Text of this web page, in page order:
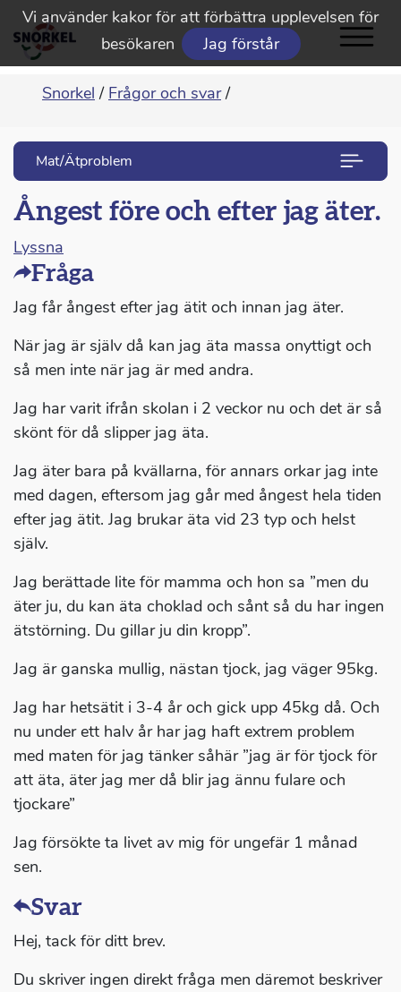
Vi använder kakor för att förbättra upplevelsen för
besökaren
Jag förstår
Snorkel / Frågor och svar /
Mat/Ätproblem
Ångest före och efter jag äter.
Lyssna
Fråga
Jag får ångest efter jag ätit och innan jag äter.
När jag är själv då kan jag äta massa onyttigt och
så men inte när jag är med andra.
Jag har varit ifrån skolan i 2 veckor nu och det är så
skönt för då slipper jag äta.
Jag äter bara på kvällarna, för annars orkar jag inte
med dagen, eftersom jag går med ångest hela tiden
efter jag ätit. Jag brukar äta vid 23 typ och helst
själv.
Jag berättade lite för mamma och hon sa ”men du
äter ju, du kan äta choklad och sånt så du har ingen
ätstörning. Du gillar ju din kropp”.
Jag är ganska mullig, nästan tjock, jag väger 95kg.
Jag har hetsätit i 3-4 år och gick upp 45kg då. Och
nu under ett halv år har jag haft extrem problem
med maten för jag tänker såhär ”jag är för tjock för
att äta, äter jag mer då blir jag ännu fulare och
tjockare”
Jag försökte ta livet av mig för ungefär 1 månad
sen.
Svar
Hej, tack för ditt brev.
Du skriver ingen direkt fråga men däremot beskriver